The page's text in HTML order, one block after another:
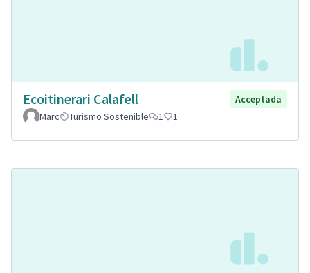
Ecoitinerari Calafell
Acceptada
Marc
Turismo Sostenible 1 1